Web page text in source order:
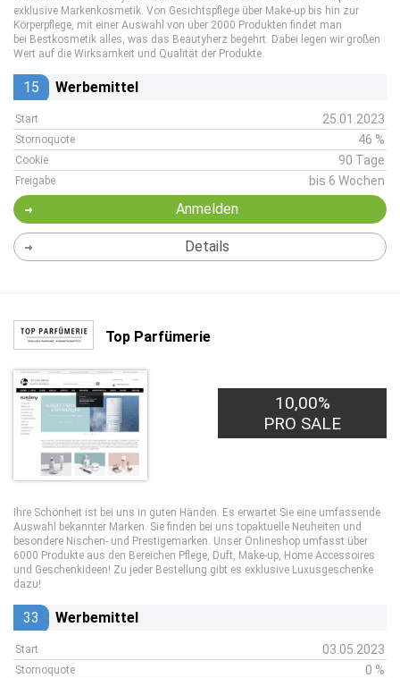
exklusive Markenkosmetik. Von Gesichtspflege über Make-up bis hin zur
Körperpflege, mit einer Auswahl von über 2000 Produkten findet man
bei Bestkosmetik alles, was das Beautyherz begehrt. Dabei legen wir großen
Wert auf die Wirksamkeit und Qualität der Produkte.
15 Werbemittel
Start 25.01.2023
Stornoquote 46 %
Cookie 90 Tage
Freigabe bis 6 Wochen
Anmelden
Details
Top Parfümerie
10,00%
PRO SALE
Ihre Schönheit ist bei uns in guten Händen. Es erwartet Sie eine umfassende
Auswahl bekannter Marken. Sie finden bei uns topaktuelle Neuheiten und
besondere Nischen- und Prestigemarken. Unser Onlineshop umfasst über
6000 Produkte aus den Bereichen Pflege, Duft, Make-up, Home Accessoires
und Geschenkideen! Zu jeder Bestellung gibt es exklusive Luxusgeschenke
dazu!
33 Werbemittel
Start 03.05.2023
Stornoquote 0 %